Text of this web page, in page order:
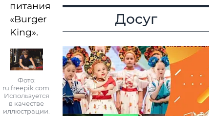
питания
«Burger
King».
Фото:
ru.freepik.com.
Используется
в качестве
иллюстрации.
Досуг